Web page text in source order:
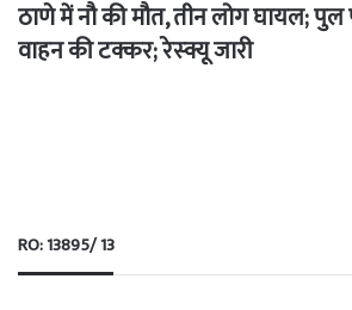
ठाणे में नौ की मौत, तीन लोग घायल;
वाहन की टक्कर; रेस्क्यू जारी
RO: 13895/ 13